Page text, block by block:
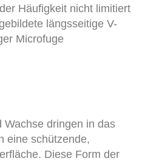
Häufigkeit nicht limitiert
längsseitige V-
Microfuge
Wachse dringen in das
eine schützende,
Diese Form der